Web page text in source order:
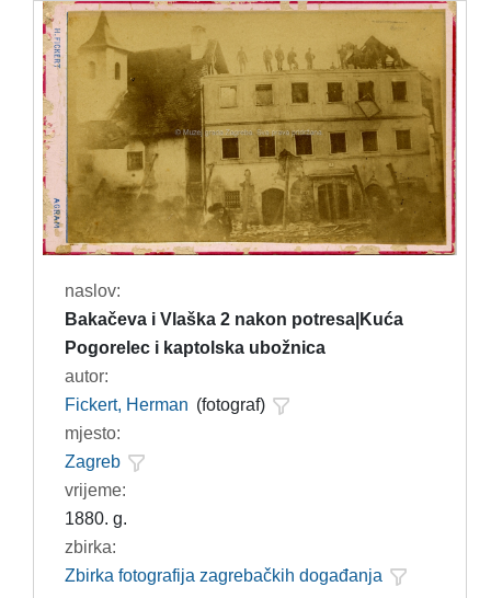
naslov:
Bakačeva i Vlaška 2 nakon potresa|Kuća
Pogorelec i kaptolska ubožnica
autor:
Fickert, Herman (fotograf)
mjesto:
Zagreb
vrijeme:
1880. g.
zbirka:
Zbirka fotografija zagrebačkih događanja